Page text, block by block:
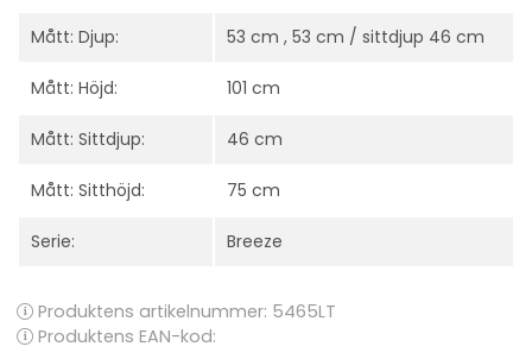
Mått: Djup: 53 cm , 53 cm / sittdjup 46 cm
Mått: Höjd: 101 cm
Mått: Sittdjup: 46 cm
Mått: Sitthöjd: 75 cm
Serie: Breeze
Produktens artikelnummer: 5465LT
Produktens EAN-kod: